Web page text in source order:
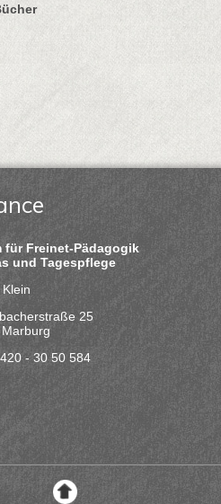
für Freinet-Pädagogik
und Tagespflege
25
- 30 50 584